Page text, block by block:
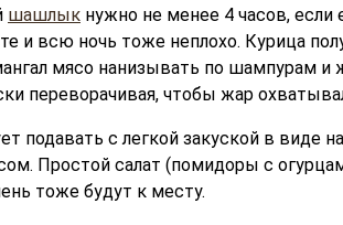
шашлык нужно не менее 4 часов,
и всю ночь тоже неплохо. Курица
мясо нанизывать по шампурам и
переворачивая, чтобы жар
подавать с легкой закуской в виде
Простой салат (помидоры с
тоже будут к месту.